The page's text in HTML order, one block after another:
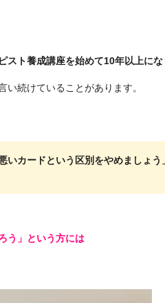
スト養成講座を始めて10年以上にな
続けていることがあります。
いカードという区別をやめましょう
う」という方には